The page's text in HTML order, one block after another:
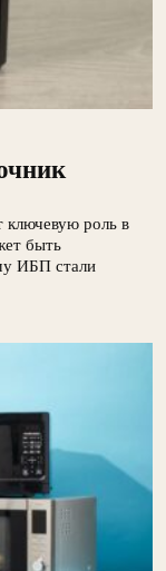
ключевую роль в
быть
ИБП стали